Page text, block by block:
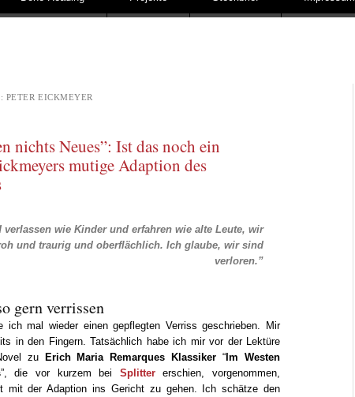
PETER EICKMEYER
nichts Neues”: Ist das noch ein
mutige Adaption des
verlassen wie Kinder und erfahren wie alte Leute, wir
und traurig und oberflächlich. Ich glaube, wir sind
verloren.”
gern verrissen
ich mal wieder einen gepflegten Verriss geschrieben. Mir
in den Fingern. Tatsächlich habe ich mir vor der Lektüre
zu Erich Maria Remarques Klassiker “Im Westen
”, die vor kurzem bei Splittererschien, vorgenommen,
mit der Adaption ins Gericht zu gehen. Ich schätze den